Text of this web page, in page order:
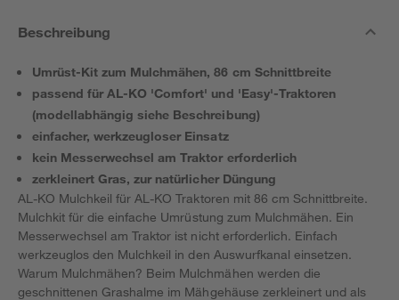
Beschreibung
Umrüst-Kit zum Mulchmähen, 86 cm Schnittbreite
passend für AL-KO 'Comfort' und 'Easy'-Traktoren
(modellabhängig siehe Beschreibung)
einfacher, werkzeugloser Einsatz
kein Messerwechsel am Traktor erforderlich
zerkleinert Gras, zur natürlicher Düngung
AL-KO Mulchkeil für AL-KO Traktoren mit 86 cm Schnittbreite.
Mulchkit für die einfache Umrüstung zum Mulchmähen. Ein
Messerwechsel am Traktor ist nicht erforderlich. Einfach
werkzeuglos den Mulchkeil in den Auswurfkanal einsetzen.
Warum Mulchmähen? Beim Mulchmähen werden die
geschnittenen Grashalme im Mähgehäuse zerkleinert und als